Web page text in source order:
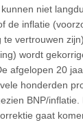
niet
de inflatie
te vertrouwen
wordt
afgelopen 20
honderden
BNP/
gaat